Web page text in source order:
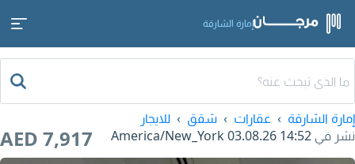
إمارة الشارقة
إمارة الشارقة عقارات شقق
للايجار
نشر في 03.08.26 14:52
AED 7,917